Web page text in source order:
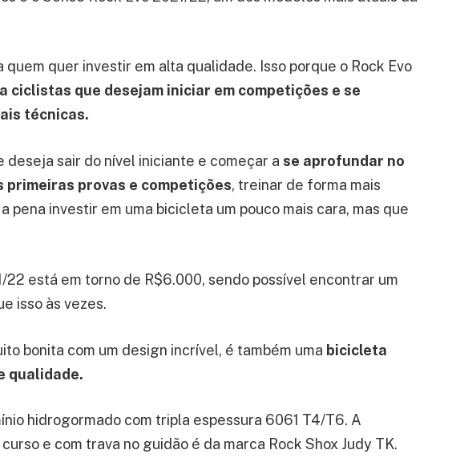
quem quer investir em alta qualidade. Isso porque o Rock Evo
ciclistas que desejam iniciar em competições e se
técnicas.
deseja sair do nível iniciante e começar a se aprofundar no
primeiras provas e competições, treinar de forma mais
pena investir em uma bicicleta um pouco mais cara, mas que
22 está em torno de R$6.000, sendo possível encontrar um
isso às vezes.
bonita com um design incrível, é também uma bicicleta
qualidade.
hidrogormado com tripla espessura 6061 T4/T6. A
e com trava no guidão é da marca Rock Shox Judy TK.